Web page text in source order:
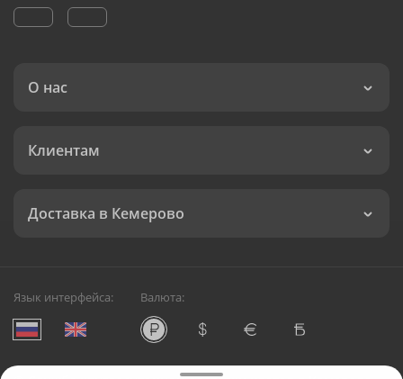
О нас
Клиентам
Доставка в Кемерово
Язык интерфейса: Валюта: